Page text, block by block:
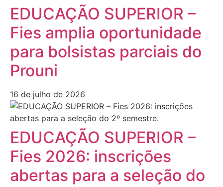
EDUCAÇÃO SUPERIOR –
Fies amplia oportunidade
para bolsistas parciais do
Prouni
16 de julho de 2026
EDUCAÇÃO SUPERIOR –
Fies 2026: inscrições
abertas para a seleção do